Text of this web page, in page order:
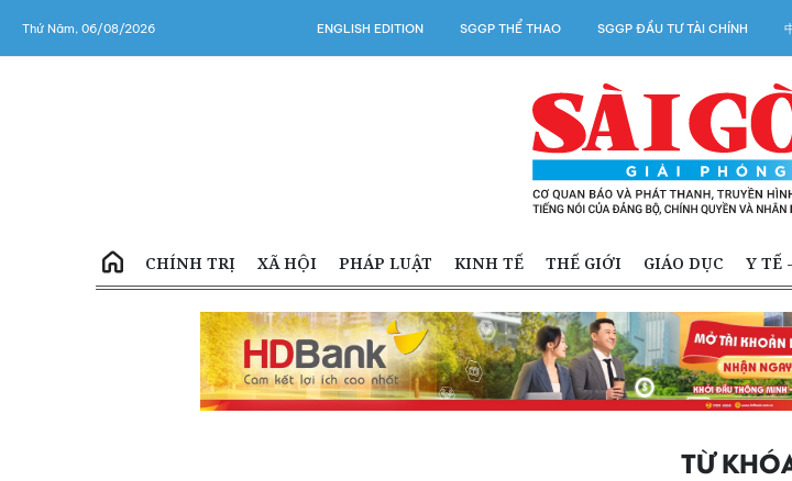
Thứ Năm, 06/08/2026 ENGLISH EDITION SGGP THỂ THAO SGGP ĐẦU TƯ TÀI CHÍNH
CHÍNH TRỊ XÃ HỘI PHÁP LUẬT KINH TẾ THẾ GIỚI GIÁO DỤC Y TẾ
TỪ